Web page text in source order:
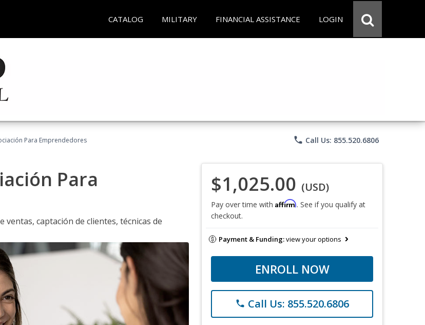
CATALOG MILITARY FINANCIAL ASSISTANCE LOGIN
Para Emprendedores phone Call Us: 855.520.6806
Para
captación de clientes, técnicas de
$1,025.00 (USD)
Pay over time with Affirm. See if you qualify at
checkout.
Payment & Funding:view your options
ENROLL NOW
phone Call Us: 855.520.6806